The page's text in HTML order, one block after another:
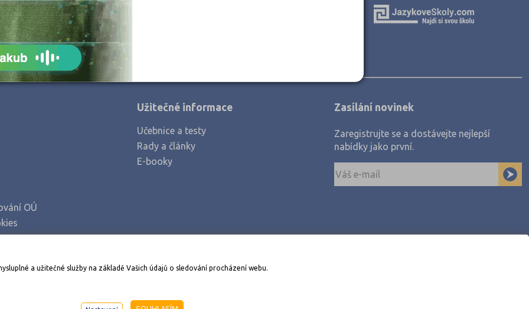
OÚ
Stáhněte si aplikaci Adresář škol
Užitečné informace
Učebnice a testy
Rady a články
E-booky
Zasílání novinek
Zaregistrujte se a dostávejte nejlepší
nabídky jako první.
AMOS KamPoMaturite.cz, s.r.o., stránky vytvořilo
a užitečné služby na základě Vašich údajů o sledování procházení webu.